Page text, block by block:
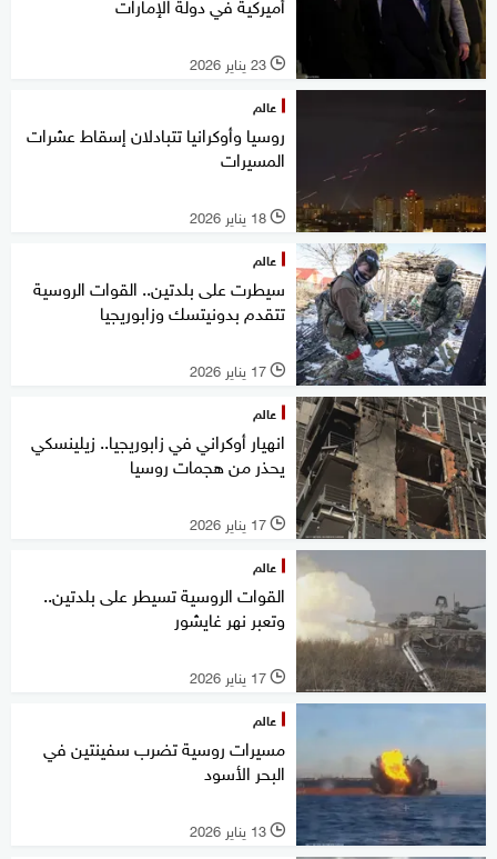
l 23 يناير 2026
عالم
روسيا وأوكرانيا تتبادلان إسقاط عشرات
المسيرات
l 18 يناير 2026
عالم
سيطرت على بلدتين.. القوات الروسية
تتقدم بدونيتسك وزابوريجيا
l 17 يناير 2026
عالم
انهيار أوكراني في زابوريجيا.. زيلينسكي
يحذر من هجمات روسيا
l 17 يناير 2026
عالم
القوات الروسية تسيطر على بلدتين..
وتعبر نهر غايشور
l 17 يناير 2026
عالم
مسيرات روسية تضرب سفينتين في
البحر الأسود
l 13 يناير 2026